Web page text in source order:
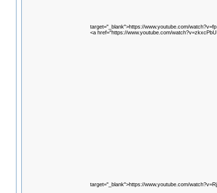
target="_blank">https://www.youtube.com/
<a href="https://www.youtube.com/
target="_blank">https://www.youtube.com/